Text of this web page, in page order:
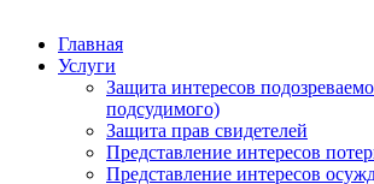
Главная
Услуги
Защита интересов
подсудимого)
Защита прав свидетелей
Представление интересов
Представление интересов